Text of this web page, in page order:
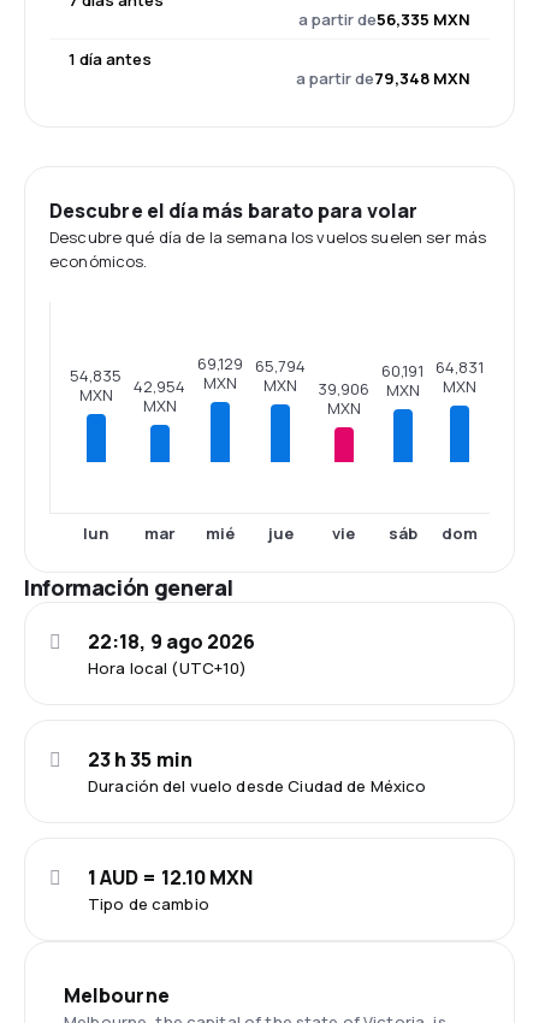
a partir de56,335 MXN
1 día antes
a partir de79,348 MXN
Descubre el día más barato para volar
Descubre qué día de la semana los vuelos suelen ser más
económicos.
54,835
MXN
lun
42,954
MXN
mar
69,129
MXN
mié
65,794
MXN
jue
39,906
MXN
vie
60,191
MXN
sáb
64,831
MXN
dom
Información general
Hora local (UTC+10)
22:18, 9 ago 2026
Duración del vuelo desde Ciudad de México
23 h 35 min
Tipo de cambio
1 AUD = 12.10 MXN
Melbourne